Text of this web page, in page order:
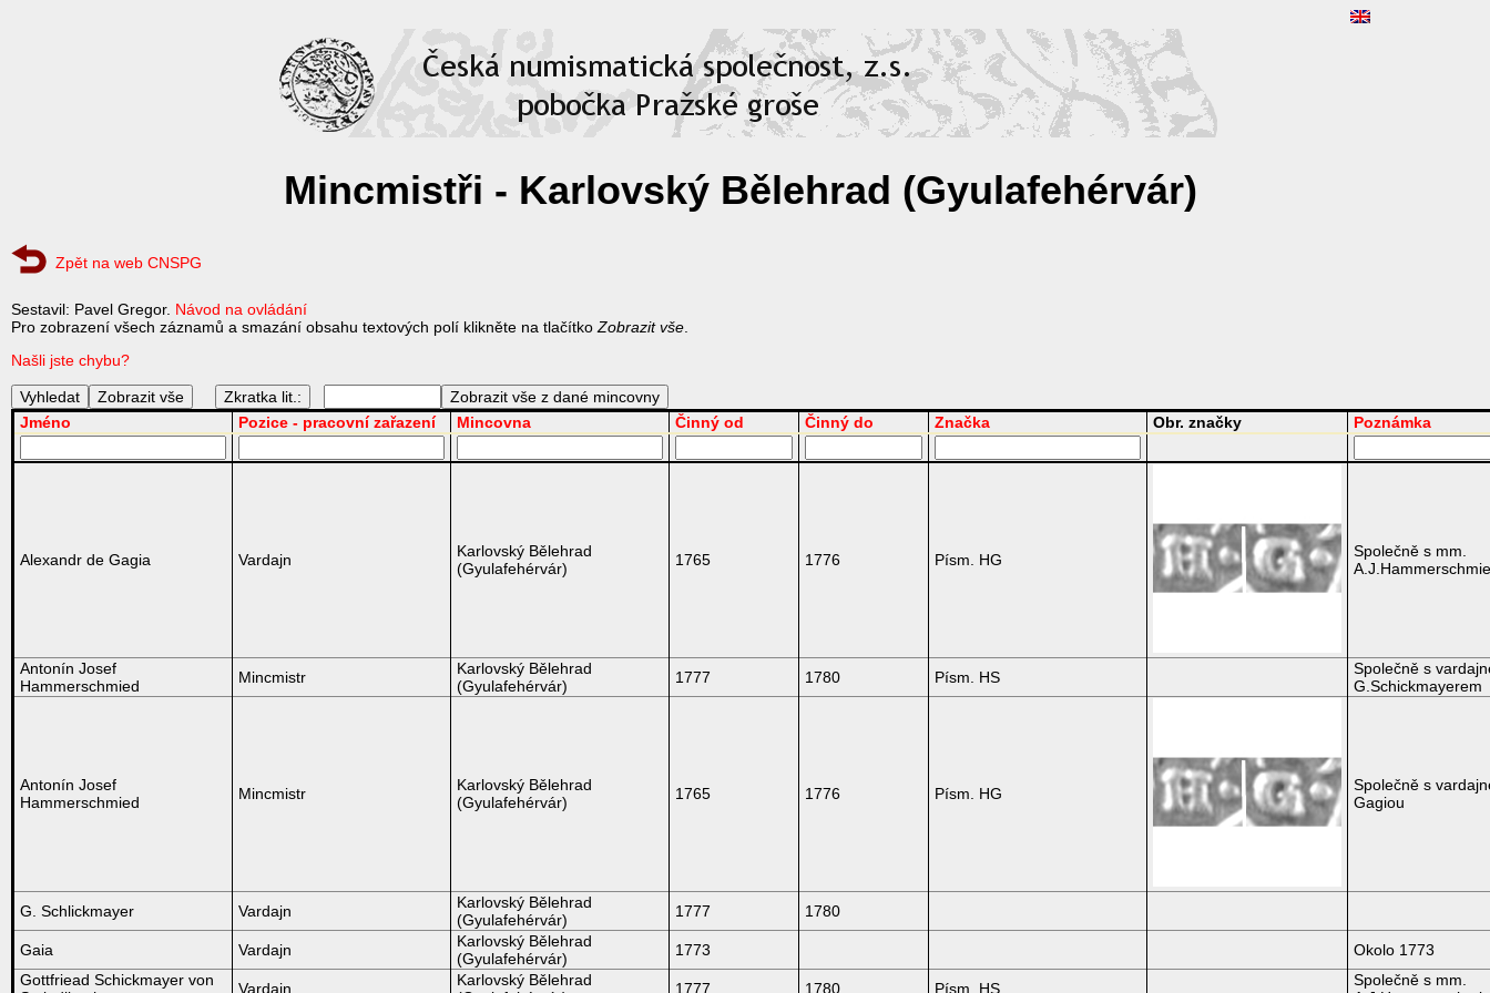
Mincmistři - Karlovský Bělehrad (Gyulafehérvár)
Zpět na web CNSPG
Sestavil: Pavel Gregor. Návod na ovládání
Pro zobrazení všech záznamů a smazání obsahu textových polí klikněte na tlačítkoZobrazit vše.
Našli jste chybu?
Zkratka lit.:
Jméno
Pozice - pracovní zařazení Mincovna Činný od Činný do Značka Obr. značky Poznámka
Alexandr de Gagia Vardajn
Karlovský Bělehrad
(Gyulafehérvár)
1765 1776 Písm. HG
Společně s mm.
Antonín Josef
Hammerschmied
Mincmistr
Karlovský Bělehrad
(Gyulafehérvár)
1777 1780 Písm. HS
Společně s
G.Schickmayerem
Antonín Josef
Hammerschmied
Mincmistr
Karlovský Bělehrad
(Gyulafehérvár)
1765 1776 Písm. HG
Společně s
Gagiou
G. Schlickmayer Vardajn
Karlovský Bělehrad
(Gyulafehérvár)
1777 1780
Gaia Vardajn
Karlovský Bělehrad
(Gyulafehérvár)
1773
Okolo 1773
Gottfriead Schickmayer von
Vardajn
Karlovský Bělehrad
1777 1780 Písm. HS
Společně s mm.